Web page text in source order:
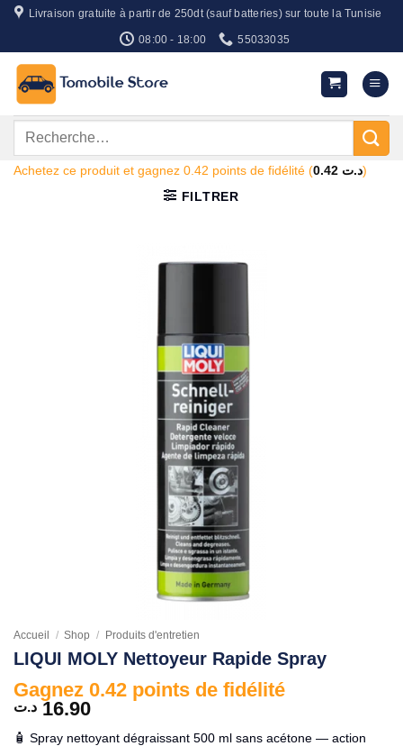
Passer
contenu
Livraison gratuite à partir de 250dt (sauf batteries) sur toute la Tunisie
08:00 - 18:00 55033035
Recherche
Achetez ce produit et gagnez 0.42 points de fidélité (0.42 د.ت)
FILTRER
Accueil / Shop / Produits d'entretien
LIQUI MOLY Nettoyeur Rapide Spray
Gagnez 0.42 points de fidélité
16.90 د.ت
🧴 Spray nettoyant dégraissant 500 ml sans acétone — action